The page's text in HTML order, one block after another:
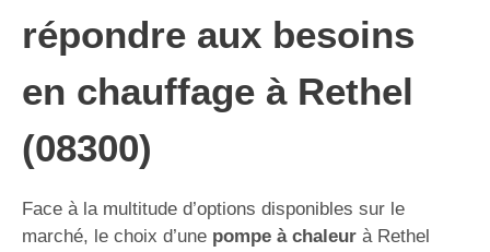
répondre aux besoins
en chauffage à Rethel
(08300)
Face à la multitude d’options disponibles sur le
marché, le choix d’une pompe à chaleur à Rethel